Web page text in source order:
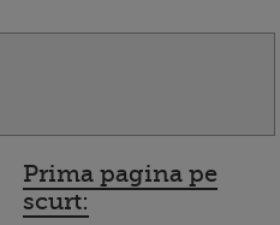
Prima pagina pe
scurt: